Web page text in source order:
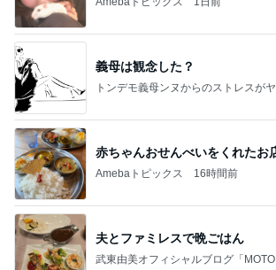
義母は観念した？
トンデモ義母ンヌからのストレスがヤ
赤ちゃんおせんべいをくれたお
Amebaトピックス 16時間前
夫とファミレスで晩ごはん
武東由美オフィシャルブログ「